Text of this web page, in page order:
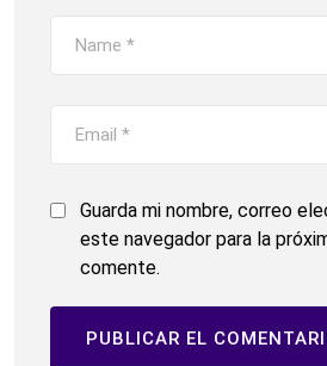
Guarda mi nombre, correo
este navegador para la
comente.